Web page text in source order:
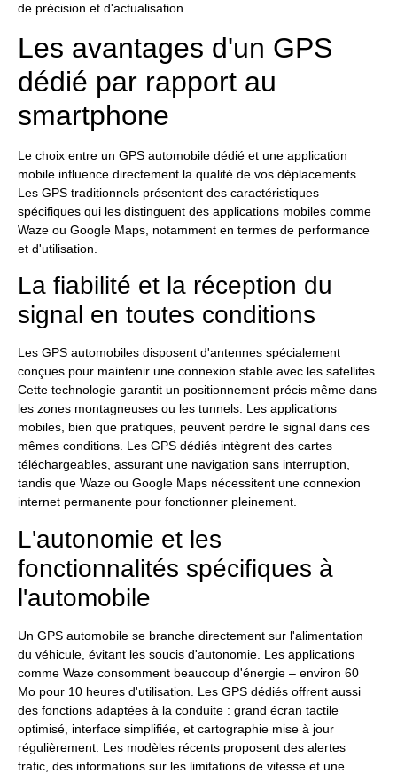
de précision et d'actualisation.
Les avantages d'un GPS
dédié par rapport au
smartphone
Le choix entre un GPS automobile dédié et une application
mobile influence directement la qualité de vos déplacements.
Les GPS traditionnels présentent des caractéristiques
spécifiques qui les distinguent des applications mobiles comme
Waze ou Google Maps, notamment en termes de performance
et d'utilisation.
La fiabilité et la réception du
signal en toutes conditions
Les GPS automobiles disposent d'antennes spécialement
conçues pour maintenir une connexion stable avec les satellites.
Cette technologie garantit un positionnement précis même dans
les zones montagneuses ou les tunnels. Les applications
mobiles, bien que pratiques, peuvent perdre le signal dans ces
mêmes conditions. Les GPS dédiés intègrent des cartes
téléchargeables, assurant une navigation sans interruption,
tandis que Waze ou Google Maps nécessitent une connexion
internet permanente pour fonctionner pleinement.
L'autonomie et les
fonctionnalités spécifiques à
l'automobile
Un GPS automobile se branche directement sur l'alimentation
du véhicule, évitant les soucis d'autonomie. Les applications
comme Waze consomment beaucoup d'énergie – environ 60
Mo pour 10 heures d'utilisation. Les GPS dédiés offrent aussi
des fonctions adaptées à la conduite : grand écran tactile
optimisé, interface simplifiée, et cartographie mise à jour
régulièrement. Les modèles récents proposent des alertes
trafic, des informations sur les limitations de vitesse et une